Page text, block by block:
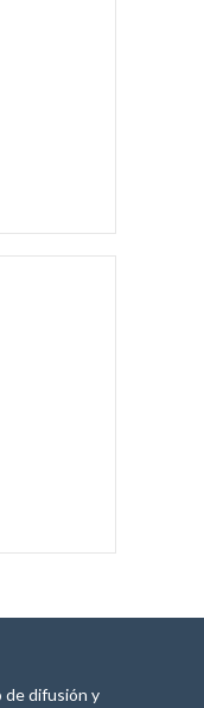
de difusión y